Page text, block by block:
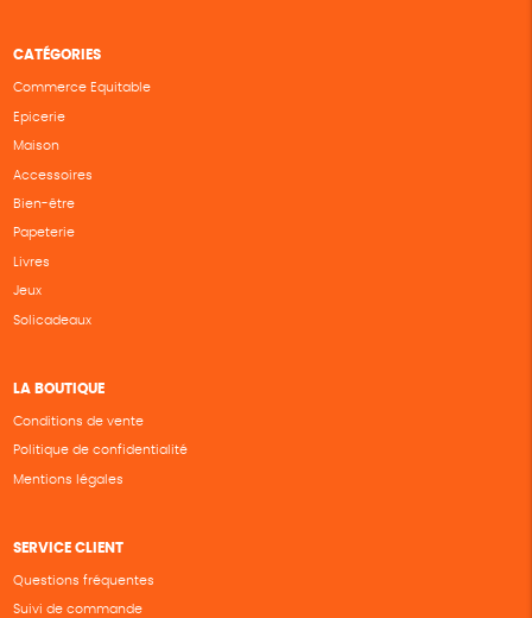
CATÉGORIES
Commerce Equitable
Epicerie
Maison
Accessoires
Bien-être
Papeterie
Livres
Jeux
Solicadeaux
LA BOUTIQUE
Conditions de vente
Politique de confidentialité
Mentions légales
SERVICE CLIENT
Questions fréquentes
Suivi de commande